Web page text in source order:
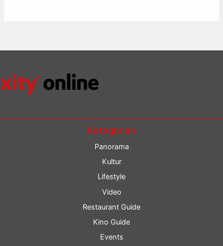
Kategorien
Panorama
Kultur
Lifestyle
Video
Restaurant Guide
Kino Guide
Events